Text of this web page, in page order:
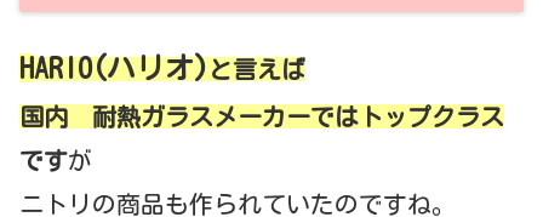
HARIO(ハリオ) と言えば
国内 耐熱ガラスメーカーではトップクラス
ですが
ニトリの商品も作られていたのですね。